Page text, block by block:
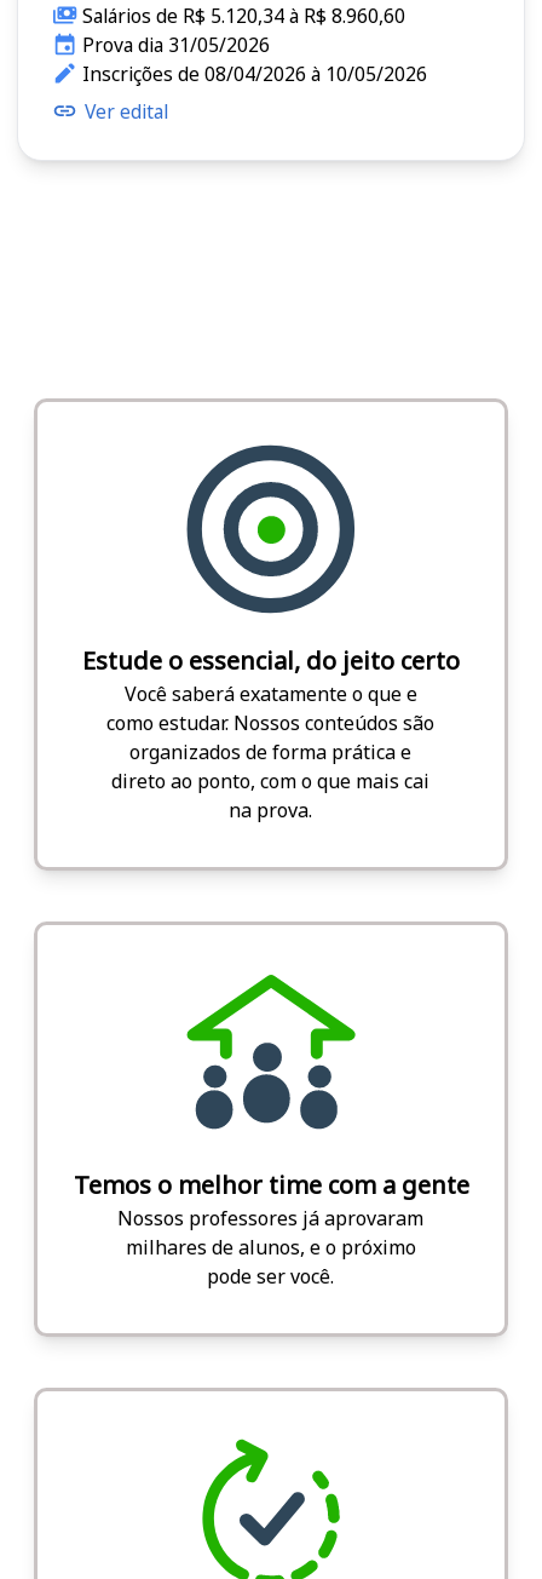
Salários de R$ 5.120,34 à R$ 8.960,60
Prova dia 31/05/2026
Inscrições de 08/04/2026 à 10/05/2026
Ver edital
Estude o essencial, do jeito certo
Você saberá exatamente o que e
como estudar. Nossos conteúdos são
organizados de forma prática e
direto ao ponto, com o que mais cai
na prova.
Temos o melhor time com a gente
Nossos professores já aprovaram
milhares de alunos, e o próximo
pode ser você.